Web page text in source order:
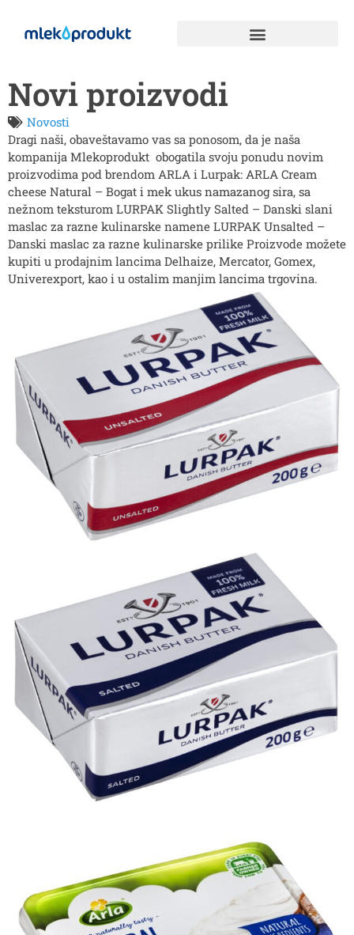
Novi proizvodi
Novosti
Dragi naši, obaveštavamo vas sa ponosom, da je naša
kompanija Mlekoprodukt obogatila svoju ponudu novim
proizvodima pod brendom ARLA i Lurpak: ARLA Cream
cheese Natural – Bogat i mek ukus namazanog sira, sa
nežnom teksturom LURPAK Slightly Salted – Danski slani
maslac za razne kulinarske namene LURPAK Unsalted –
Danski maslac za razne kulinarske prilike Proizvode možete
kupiti u prodajnim lancima Delhaize, Mercator, Gomex,
Univerexport, kao i u ostalim manjim lancima trgovina.